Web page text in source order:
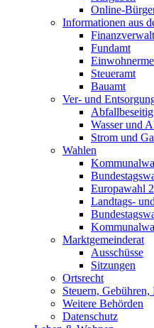
Online-
Informationen aus
Fundamt
Steueramt
Bauamt
Ver- und
Wasser und
Strom und
Wahlen
Europawahl
Landtags-
Marktgemeinderat
Ausschüsse
Sitzungen
Ortsrecht
Steuern, Gebühren,
Weitere Behörden
Datenschutz